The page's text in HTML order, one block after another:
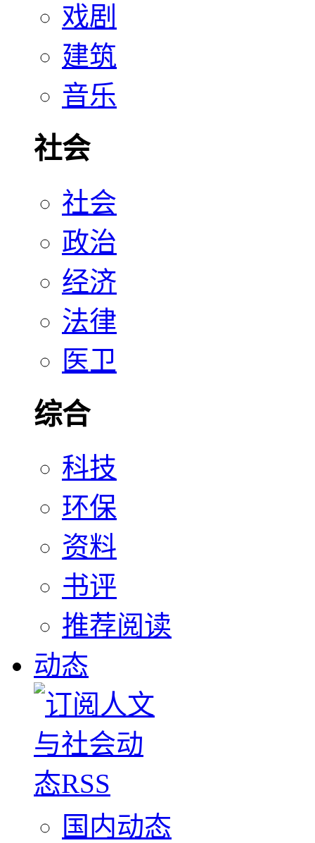
戏剧
建筑
音乐
社会
社会
政治
经济
法律
医卫
综合
科技
环保
资料
书评
推荐阅读
动态
国内动态